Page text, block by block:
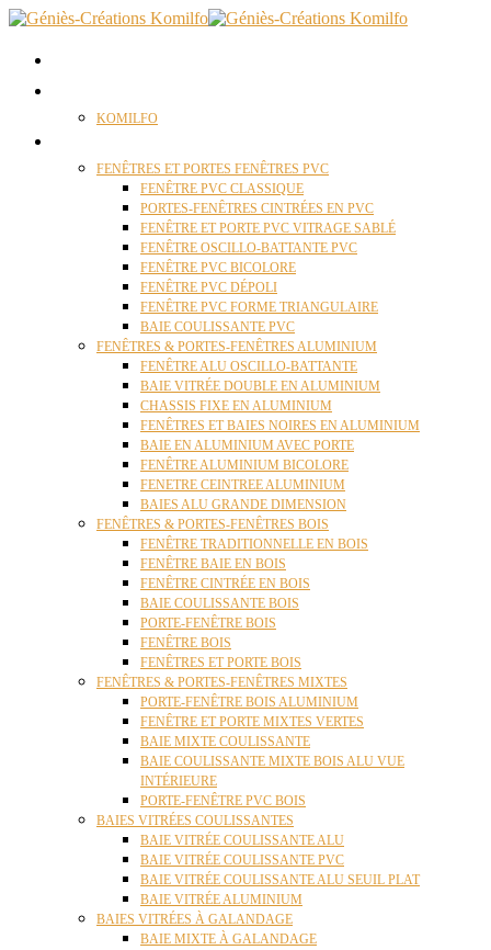
KOMILFO
FENÊTRES ET PORTES FENÊTRES PVC
FENÊTRE PVC CLASSIQUE
PORTES-FENÊTRES CINTRÉES EN PVC
FENÊTRE ET PORTE PVC VITRAGE SABLÉ
FENÊTRE OSCILLO-BATTANTE PVC
FENÊTRE PVC BICOLORE
FENÊTRE PVC DÉPOLI
FENÊTRE PVC FORME TRIANGULAIRE
BAIE COULISSANTE PVC
FENÊTRES & PORTES-FENÊTRES ALUMINIUM
FENÊTRE ALU OSCILLO-BATTANTE
BAIE VITRÉE DOUBLE EN ALUMINIUM
CHASSIS FIXE EN ALUMINIUM
FENÊTRES ET BAIES NOIRES EN ALUMINIUM
BAIE EN ALUMINIUM AVEC PORTE
FENÊTRE ALUMINIUM BICOLORE
FENETRE CEINTREE ALUMINIUM
BAIES ALU GRANDE DIMENSION
FENÊTRES & PORTES-FENÊTRES BOIS
FENÊTRE TRADITIONNELLE EN BOIS
FENÊTRE BAIE EN BOIS
FENÊTRE CINTRÉE EN BOIS
BAIE COULISSANTE BOIS
PORTE-FENÊTRE BOIS
FENÊTRE BOIS
FENÊTRES ET PORTE BOIS
FENÊTRES & PORTES-FENÊTRES MIXTES
PORTE-FENÊTRE BOIS ALUMINIUM
FENÊTRE ET PORTE MIXTES VERTES
BAIE MIXTE COULISSANTE
BAIE COULISSANTE MIXTE BOIS ALU VUE
INTÉRIEURE
PORTE-FENÊTRE PVC BOIS
BAIES VITRÉES COULISSANTES
BAIE VITRÉE COULISSANTE ALU
BAIE VITRÉE COULISSANTE PVC
BAIE VITRÉE COULISSANTE ALU SEUIL PLAT
BAIE VITRÉE ALUMINIUM
BAIES VITRÉES À GALANDAGE
BAIE MIXTE À GALANDAGE